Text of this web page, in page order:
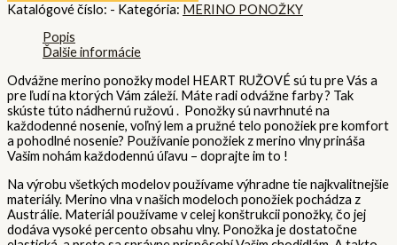
Katalógové číslo: - Kategória: MERINO PONOŽKY
Popis
Ďalšie informácie
Odvážne merino ponožky model HEART RUŽOVÉ sú tu pre Vás a
pre ľudí na ktorých Vám záleží. Máte radi odvážne farby ? Tak
skúste túto nádhernú ružovú . Ponožky sú navrhnuté na
každodenné nosenie, voľný lem a pružné telo ponožiek pre komfort
a pohodlné nosenie? Používanie ponožiek z merino vlny prináša
Vašim nohám každodennú úľavu – doprajte im to !
Na výrobu všetkých modelov používame výhradne tie najkvalitnejšie
materiály. Merino vlna v našich modeloch ponožiek pochádza z
Austrálie. Materiál používame v celej konštrukcii ponožky, čo jej
dodáva vysoké percento obsahu vlny. Ponožka je dostatočne